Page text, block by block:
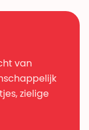
van
zielige